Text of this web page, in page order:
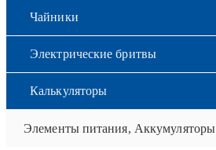
Чайники
Электрические бритвы
Калькуляторы
Элементы питания, Аккумуляторы